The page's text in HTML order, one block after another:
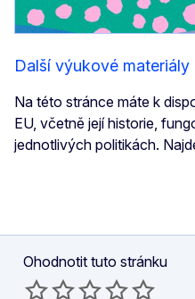
Další výukové materiály
Na této stránce máte k
EU, včetně její historie,
jednotlivých politikách.
Ohodnotit tuto stránku